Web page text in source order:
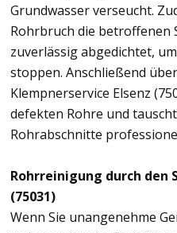
Grundwasser verseucht.
Rohrbruch die betroffenen
zuverlässig abgedichtet,
stoppen. Anschließend
Klempnerservice Elsenz
defekten Rohre und
Rohrabschnitte
Rohrreinigung durch den
(75031)
Wenn Sie unangenehme